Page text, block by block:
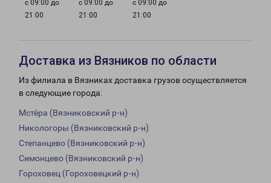
с 09:00 до
21:00
с 09:00 до
21:00
с 09:00 до
21:00
Доставка из Вязников по области
Из филиала в Вязниках доставка грузов осуществляется
в следующие города:
Мстёра (Вязниковский р-н)
Никологоры (Вязниковский р-н)
Степанцево (Вязниковский р-н)
Симонцево (Вязниковский р-н)
Гороховец (Гороховецкий р-н)